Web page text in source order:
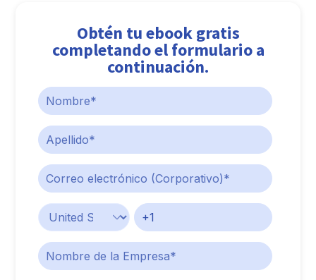
Obtén tu ebook gratis
completando el formulario a
continuación.